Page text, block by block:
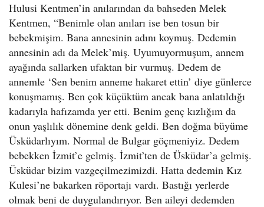
Hulusi Kentmen’in anılarından da bahseden Melek
Kentmen, “Benimle olan anıları ise ben tosun bir
bebekmişim. Bana annesinin adını koymuş. Dedemin
annesinin adı da Melek’miş. Uyumuyormuşum, annem
ayağında sallarken ufaktan bir vurmuş. Dedem de
annemle ‘Sen benim anneme hakaret ettin’ diye günlerce
konuşmamış. Ben çok küçüktüm ancak bana anlatıldığı
kadarıyla hafızamda yer etti. Benim genç kızlığım da
onun yaşlılık dönemine denk geldi. Ben doğma büyüme
Üsküdarlıyım. Normal de Bulgar göçmeniyiz. Dedem
bebekken İzmit’e gelmiş. İzmit’ten de Üsküdar’a gelmiş.
Üsküdar bizim vazgeçilmezimizdi. Hatta dedemin Kız
Kulesi’ne bakarken röportajı vardı. Bastığı yerlerde
olmak beni de duygulandırıyor. Ben aileyi dedemden